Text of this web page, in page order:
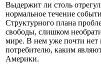
Выдержит ли столь
нормальное течение
Структурного плана
свободы, слишком
мире. В нем уже почти нет
потребителю, каким
Америки.